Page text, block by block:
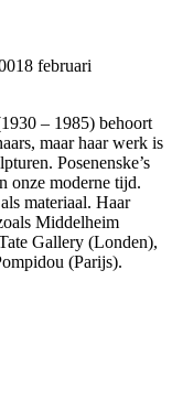
18 februari
– 1985) behoort
maar haar werk is
Posenenske’s
onze moderne tijd.
materiaal. Haar
Middelheim
Gallery (Londen),
(Parijs).